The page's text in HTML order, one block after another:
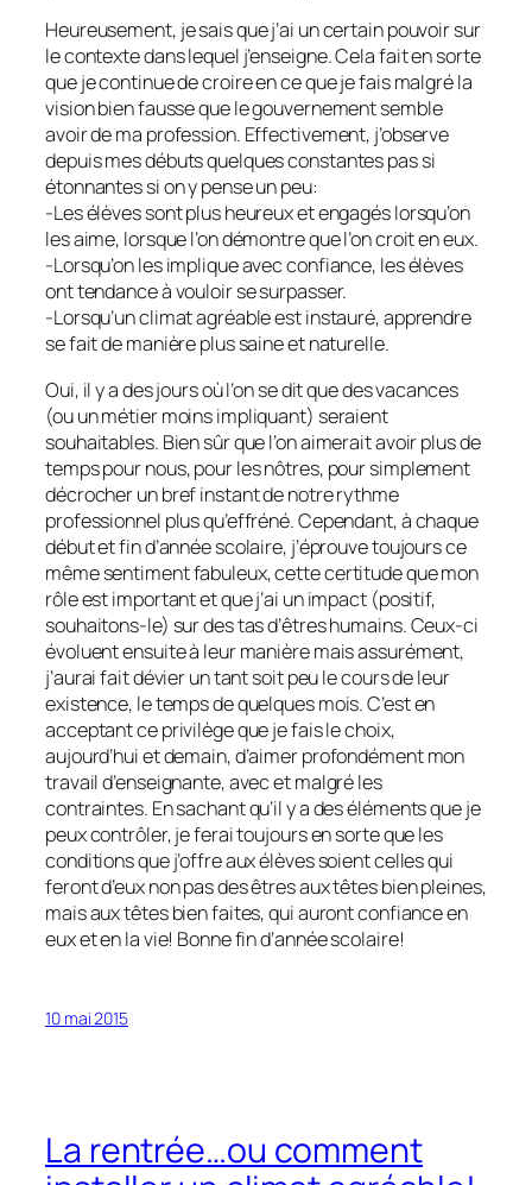
Heureusement, je sais que j’ai un certain pouvoir sur
le contexte dans lequel j’enseigne. Cela fait en sorte
que je continue de croire en ce que je fais malgré la
vision bien fausse que le gouvernement semble
avoir de ma profession. Effectivement, j’observe
depuis mes débuts quelques constantes pas si
étonnantes si on y pense un peu:
-Les élèves sont plus heureux et engagés lorsqu’on
les aime, lorsque l’on démontre que l’on croit en eux.
-Lorsqu’on les implique avec confiance, les élèves
ont tendance à vouloir se surpasser.
-Lorsqu’un climat agréable est instauré, apprendre
se fait de manière plus saine et naturelle.
Oui, il y a des jours où l’on se dit que des vacances
(ou un métier moins impliquant) seraient
souhaitables. Bien sûr que l’on aimerait avoir plus de
temps pour nous, pour les nôtres, pour simplement
décrocher un bref instant de notre rythme
professionnel plus qu’effréné. Cependant, à chaque
début et fin d’année scolaire, j’éprouve toujours ce
même sentiment fabuleux, cette certitude que mon
rôle est important et que j’ai un impact (positif,
souhaitons-le) sur des tas d’êtres humains. Ceux-ci
évoluent ensuite à leur manière mais assurément,
j’aurai fait dévier un tant soit peu le cours de leur
existence, le temps de quelques mois. C’est en
acceptant ce privilège que je fais le choix,
aujourd’hui et demain, d’aimer profondément mon
travail d’enseignante, avec et malgré les
contraintes. En sachant qu’il y a des éléments que je
peux contrôler, je ferai toujours en sorte que les
conditions que j’offre aux élèves soient celles qui
feront d’eux non pas des êtres aux têtes bien pleines,
mais aux têtes bien faites, qui auront confiance en
eux et en la vie! Bonne fin d’année scolaire!
10 mai 2015
La rentrée…ou comment